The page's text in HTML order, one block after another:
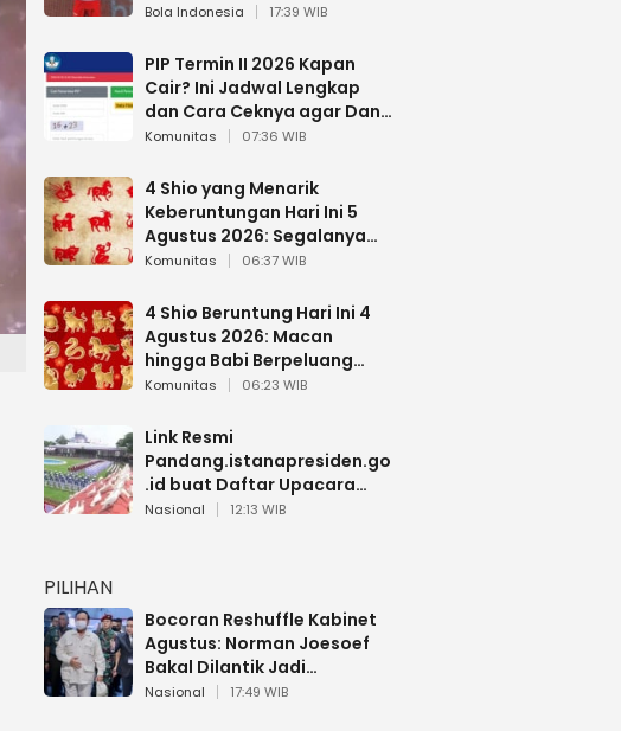
Bola Indonesia 17:39 WIB
PIP Termin II 2026 Kapan
Cair? Ini Jadwal Lengkap
dan Cara Ceknya agar Dana
Tidak Hangus!
Komunitas 07:36 WIB
4 Shio yang Menarik
Keberuntungan Hari Ini 5
Agustus 2026: Segalanya
Berjalan Lancar
Komunitas 06:37 WIB
4 Shio Beruntung Hari Ini 4
Agustus 2026: Macan
hingga Babi Berpeluang
Dapat Kabar Baik
Komunitas 06:23 WIB
Link Resmi
Pandang.istanapresiden.go
.id buat Daftar Upacara
Bendera HUT RI di Istana
Nasional 12:13 WIB
PILIHAN
Bocoran Reshuffle Kabinet
Agustus: Norman Joesoef
Bakal Dilantik Jadi
Wamenhan RI
Nasional 17:49 WIB